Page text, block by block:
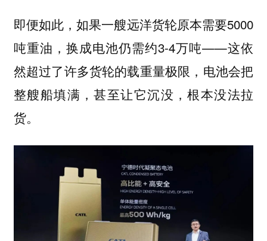
即便如此，如果一艘远洋货轮原本需要5000
吨重油，换成电池仍需约3-4万吨——这依
然超过了许多货轮的载重量极限，电池会把
整艘船填满，甚至让它沉没，根本没法拉
货。